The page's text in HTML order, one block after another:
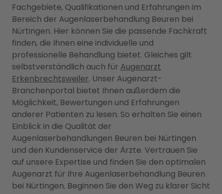
Fachgebiete, Qualifikationen und Erfahrungen im
Bereich der Augenlaserbehandlung Beuren bei
Nürtingen. Hier können Sie die passende Fachkraft
finden, die Ihnen eine individuelle und
professionelle Behandlung bietet. Gleiches gilt
selbstverständlich auch für Augenarzt
Erkenbrechtsweiler. Unser Augenarzt-
Branchenportal bietet Ihnen außerdem die
Möglichkeit, Bewertungen und Erfahrungen
anderer Patienten zu lesen. So erhalten Sie einen
Einblick in die Qualität der
Augenlaserbehandlungen Beuren bei Nürtingen
und den Kundenservice der Ärzte. Vertrauen Sie
auf unsere Expertise und finden Sie den optimalen
Augenarzt für Ihre Augenlaserbehandlung Beuren
bei Nürtingen. Beginnen Sie den Weg zu klarer Sicht